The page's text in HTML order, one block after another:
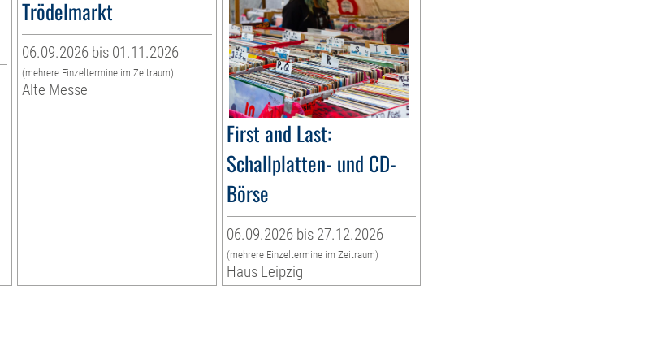
Trödelmarkt
06.09.2026 bis 01.11.2026
(mehrere Einzeltermine im Zeitraum)
Alte Messe
First and Last:
Schallplatten- und CD-
Börse
06.09.2026 bis 27.12.2026
(mehrere Einzeltermine im Zeitraum)
Haus Leipzig